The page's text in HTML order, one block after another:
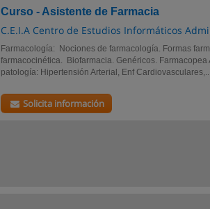
Curso - Asistente de Farmacia
C.E.I.A Centro de Estudios Informáticos
Farmacología: Nociones de farmacología. Formas
farmacocinética. Biofarmacia. Genéricos.
patología: Hipertensión Arterial, Enf Cardiovasculares,...
Solicita información